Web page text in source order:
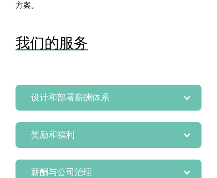
方案。
我们的服务
设计和部署薪酬体系
奖励和福利
薪酬与公司治理